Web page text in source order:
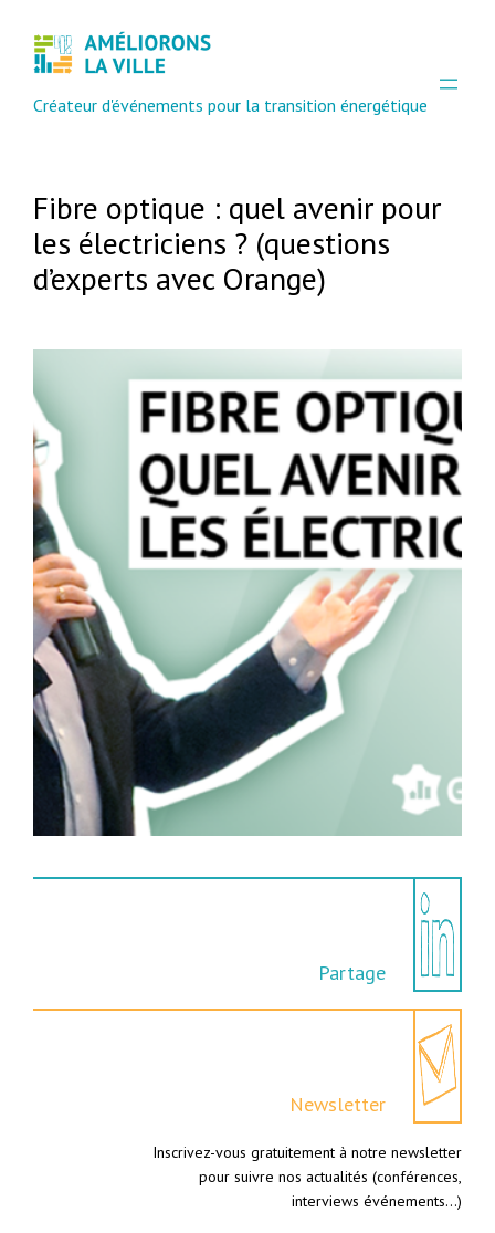
Créateur d'événements pour la transition énergétique
Fibre optique : quel avenir pour
les électriciens ? (questions
d’experts avec Orange)
Partage
Newsletter
Inscrivez-vous gratuitement à notre newsletter
pour suivre nos actualités (conférences,
interviews événements…)